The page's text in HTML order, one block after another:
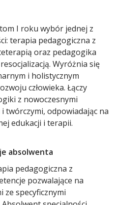
I roku wybór jednej z
terapia pedagogiczna z
oraz pedagogika
Wyróżnia się
i holistycznym
człowieka. Łączy
z nowoczesnymi
twórczymi, odpowiadając na
edukacji i terapii.
absolwenta
pedagogiczna z
pozwalające na
ze specyficznymi